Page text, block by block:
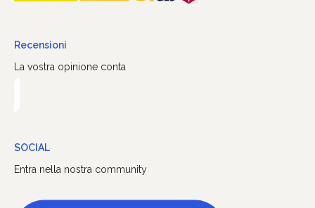
Recensioni
La vostra opinione conta
SOCIAL
Entra nella nostra community